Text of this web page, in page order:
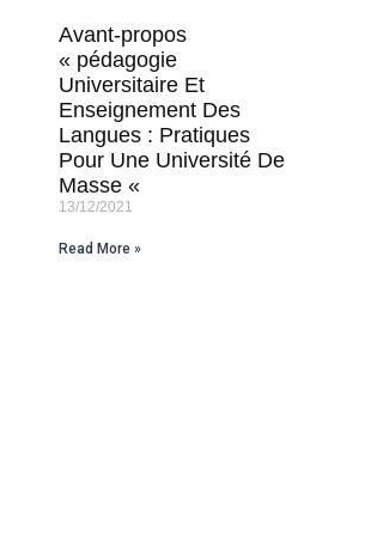
Avant-propos
« pédagogie
Universitaire Et
Enseignement Des
Langues : Pratiques
Pour Une Université De
Masse «
13/12/2021
Read More »